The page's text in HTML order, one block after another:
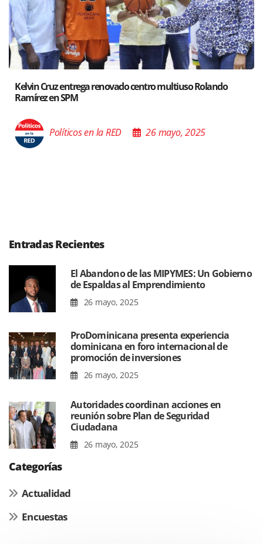
Santiago acoge exposición del Ministro de Cultura sobre
Poder de las Buenas Palabras”
Políticos en la RED 26 mayo, 2025
Entradas Recientes
El Abandono de las MIPYMES: Un Gobierno
de Espaldas al Emprendimiento
26 mayo, 2025
ProDominicana presenta experiencia
dominicana en foro internacional de
promoción de inversiones
26 mayo, 2025
Autoridades coordinan acciones en
reunión sobre Plan de Seguridad
Ciudadana
26 mayo, 2025
Categorías
Actualidad
Encuestas